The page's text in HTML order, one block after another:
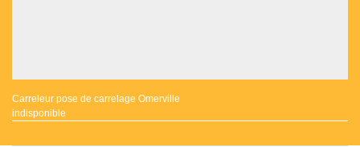
Carreleur pose de carrelage Omerville
indisponible